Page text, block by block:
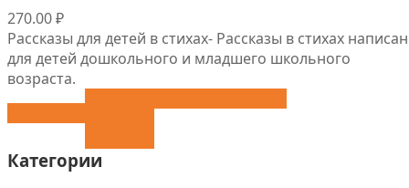
270.00₽
Рассказы для детей в стихах- Рассказы в стихах
для детей дошкольного и младшего школьного
возраста.
Категории